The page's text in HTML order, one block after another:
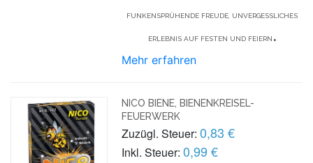
FUNKENSPRÜHENDE FREUDE, UNVERGESSLICHES
ERLEBNIS AUF FESTEN UND FEIERN .
Mehr erfahren
NICO BIENE, BIENENKREISEL-
FEUERWERK
Zuzügl. Steuer: 0,83 €
Inkl. Steuer: 0,99 €